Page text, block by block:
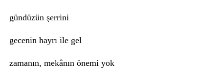
gündüzün şerrini
gecenin hayrı ile gel
zamanın, mekânın önemi yok